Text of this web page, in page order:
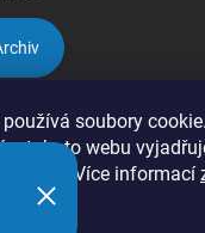
soubory
tohoto webu
Více informací